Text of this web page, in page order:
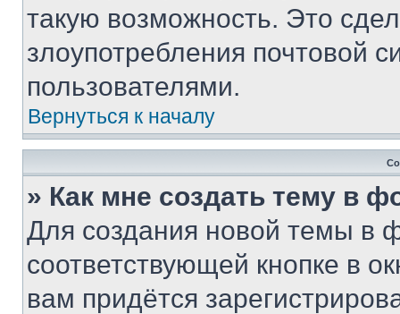
такую возможность. Это
злоупотребления почтовой
пользователями.
Вернуться к началу
» Как мне создать тему в
Для создания новой темы в
соответствующей кнопке в
вам придётся